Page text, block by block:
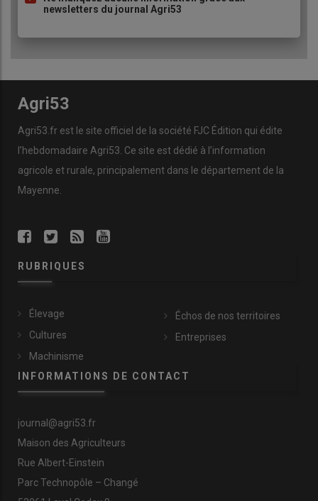
newsletters du journal Agri53
Agri53
Agri53.fr est le site officiel de la société FJC Édition qui édite
l’hebdomadaire Agri53. Ce site est dédié à l’information
agricole et rurale, principalement dans le département de la
Mayenne.
RUBRIQUES
Élevage
Cultures
Machinisme
Échos de nos territoires
Entreprises
INFORMATIONS DE CONTACT
journal@agri53.fr
Maison des Agriculteurs
Rue Albert-Einstein
Parc Technopôle – Changé